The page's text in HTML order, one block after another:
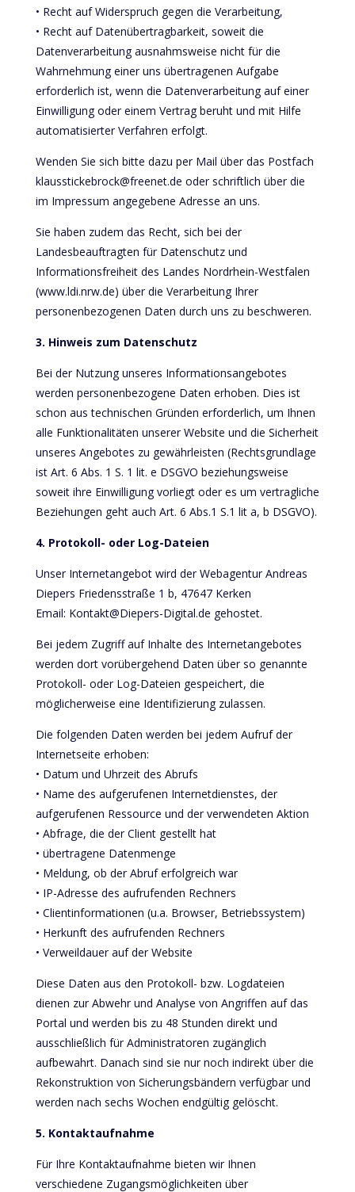
• Recht auf Widerspruch gegen die Verarbeitung,
• Recht auf Datenübertragbarkeit, soweit die
Datenverarbeitung ausnahmsweise nicht für die
Wahrnehmung einer uns übertragenen Aufgabe
erforderlich ist, wenn die Datenverarbeitung auf einer
Einwilligung oder einem Vertrag beruht und mit Hilfe
automatisierter Verfahren erfolgt.
Wenden Sie sich bitte dazu per Mail über das Postfach
klausstickebrock@freenet.de oder schriftlich über die
im Impressum angegebene Adresse an uns.
Sie haben zudem das Recht, sich bei der
Landesbeauftragten für Datenschutz und
Informationsfreiheit des Landes Nordrhein-Westfalen
(www.ldi.nrw.de) über die Verarbeitung Ihrer
personenbezogenen Daten durch uns zu beschweren.
3. Hinweis zum Datenschutz
Bei der Nutzung unseres Informationsangebotes
werden personenbezogene Daten erhoben. Dies ist
schon aus technischen Gründen erforderlich, um Ihnen
alle Funktionalitäten unserer Website und die Sicherheit
unseres Angebotes zu gewährleisten (Rechtsgrundlage
ist Art. 6 Abs. 1 S. 1 lit. e DSGVO beziehungsweise
soweit ihre Einwilligung vorliegt oder es um vertragliche
Beziehungen geht auch Art. 6 Abs.1 S.1 lit a, b DSGVO).
4. Protokoll- oder Log-Dateien
Unser Internetangebot wird der Webagentur Andreas
Diepers Friedensstraße 1 b, 47647 Kerken
Email: Kontakt@Diepers-Digital.de gehostet.
Bei jedem Zugriff auf Inhalte des Internetangebotes
werden dort vorübergehend Daten über so genannte
Protokoll- oder Log-Dateien gespeichert, die
möglicherweise eine Identifizierung zulassen.
Die folgenden Daten werden bei jedem Aufruf der
Internetseite erhoben:
• Datum und Uhrzeit des Abrufs
• Name des aufgerufenen Internetdienstes, der
aufgerufenen Ressource und der verwendeten Aktion
• Abfrage, die der Client gestellt hat
• übertragene Datenmenge
• Meldung, ob der Abruf erfolgreich war
• IP-Adresse des aufrufenden Rechners
• Clientinformationen (u.a. Browser, Betriebssystem)
• Herkunft des aufrufenden Rechners
• Verweildauer auf der Website
Diese Daten aus den Protokoll- bzw. Logdateien
dienen zur Abwehr und Analyse von Angriffen auf das
Portal und werden bis zu 48 Stunden direkt und
ausschließlich für Administratoren zugänglich
aufbewahrt. Danach sind sie nur noch indirekt über die
Rekonstruktion von Sicherungsbändern verfügbar und
werden nach sechs Wochen endgültig gelöscht.
5. Kontaktaufnahme
Für Ihre Kontaktaufnahme bieten wir Ihnen
verschiedene Zugangsmöglichkeiten über